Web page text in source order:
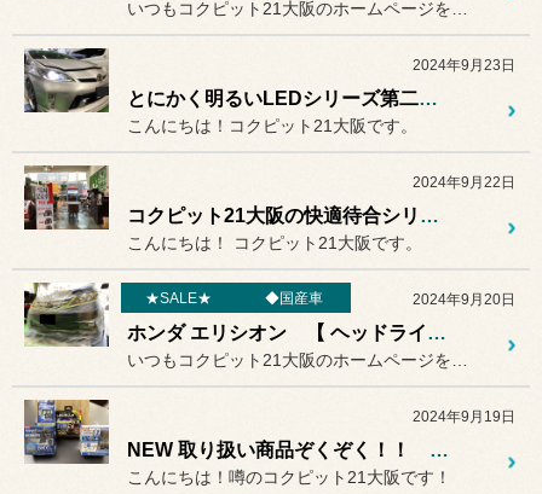
2024年9月23日
とにかく明るいLEDシリーズ第二弾！！
こんにちは！コクピット21大阪です。
2024年9月22日
コクピット21大阪の快適待合シリーズ！
こんにちは！ コクピット21大阪です。
★SALE★ ◆国産車 2024年9月20日
ホンダ エリシオン 【 ヘッドライトコーティング 】施工作業～～♬ 国産車の外装メンテナンスはコクピットにお任せください◎
2024年9月19日
NEW 取り扱い商品ぞくぞく！！ 明るいLEDシリーズ
こんにちは！噂のコクピット21大阪です！